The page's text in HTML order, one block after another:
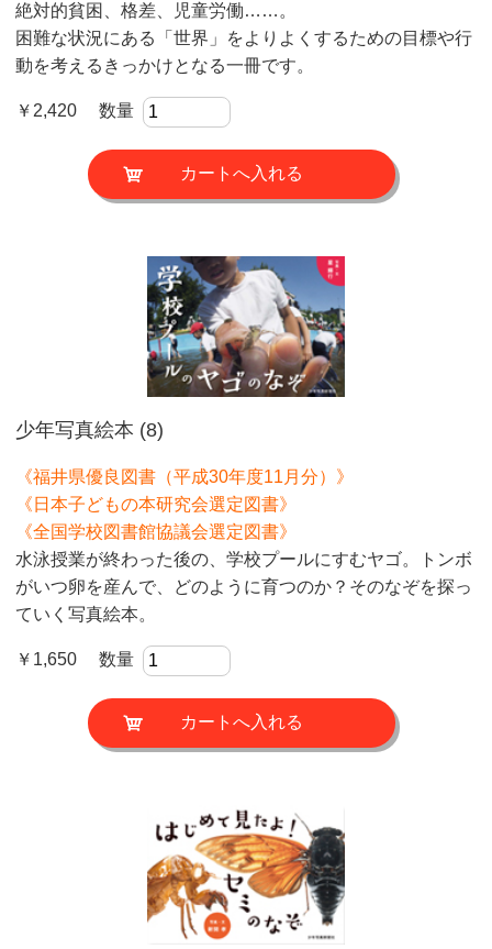
絶対的貧困、格差、児童労働……。
困難な状況にある「世界」をよりよくするための目標や行
動を考えるきっかけとなる一冊です。
￥2,420 数量
少年写真絵本 (8)
《福井県優良図書（平成30年度11月分）》
《日本子どもの本研究会選定図書》
《全国学校図書館協議会選定図書》
水泳授業が終わった後の、学校プールにすむヤゴ。トンボ
がいつ卵を産んで、どのように育つのか？そのなぞを探っ
ていく写真絵本。
￥1,650 数量